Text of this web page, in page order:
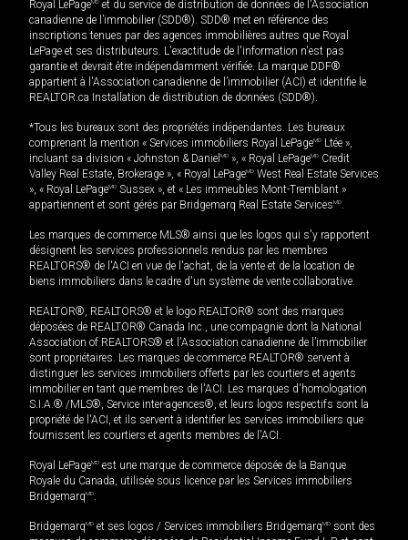
Royal LePageMD et du service de distribution de données de l'Association
canadienne de l’immobilier (SDD®). SDD® met en référence des
inscriptions tenues par des agences immobilières autres que Royal
LePage et ses distributeurs. L'exactitude de l'information n'est pas
garantie et devrait être indépendamment vérifiée. La marque DDF®
appartient à l'Association canadienne de l’immobilier (ACI) et identifie le
REALTOR.ca Installation de distribution de données (SDD®).
*Tous les bureaux sont des propriétés indépendantes. Les bureaux
comprenant la mention « Services immobiliers Royal LePageMD Ltée »,
incluant sa division « Johnston & Daniel MD », « Royal LePageMD Credit
Valley Real Estate, Brokerage », « Royal LePageMD West Real Estate Services
», « Royal LePageMD Sussex », et « Les immeubles Mont-Tremblant »
appartiennent et sont gérés par Bridgemarq Real Estate ServicesMD.
Les marques de commerce MLS® ainsi que les logos qui s'y rapportent
désignent les services professionnels rendus par les membres
REALTORS® de l'ACI en vue de l'achat, de la vente et de la location de
biens immobiliers dans le cadre d'un système de vente collaborative.
REALTOR®, REALTORS® et le logo REALTOR® sont des marques
déposées de REALTOR® Canada Inc., une compagnie dont la National
Association of REALTORS® et l'Association canadienne de l’immobilier
sont propriétaires. Les marques de commerce REALTOR® servent à
distinguer les services immobiliers offerts par les courtiers et agents
immobilier en tant que membres de l'ACI. Les marques d'homologation
S.I.A.® /MLS®, Service inter-agences®, et leurs logos respectifs sont la
propriété de l'ACI, et ils servent à identifier les services immobiliers que
fournissent les courtiers et agents membres de l'ACI.
Royal LePageMD est une marque de commerce déposée de la Banque
Royale du Canada, utilisée sous licence par les Services immobiliers
BridgemarqMD.
BridgemarqMD et ses logos / Services immobiliers BridgemarqMD sont des